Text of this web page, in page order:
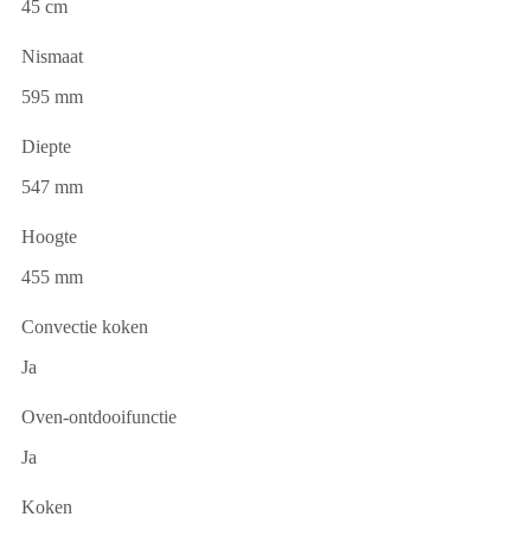
45 cm
Nismaat
595 mm
Diepte
547 mm
Hoogte
455 mm
Convectie koken
Ja
Oven-ontdooifunctie
Ja
Koken